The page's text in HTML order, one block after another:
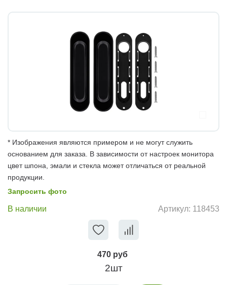
* Изображения являются примером и не могут служить
основанием для заказа. В зависимости от настроек монитора
цвет шпона, эмали и стекла может отличаться от реальной
продукции.
Запросить фото
В наличии Артикул: 118453
470 руб
2шт